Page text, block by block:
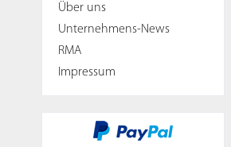
Über uns
Unternehmens-News
RMA
Impressum